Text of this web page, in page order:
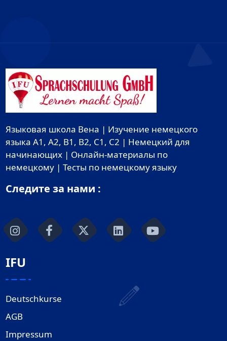
Языковая школа Вена | Изучение немецкого
языка A1, A2, B1, B2, C1, C2 | Немецкий для
начинающих | Онлайн-материалы по
немецкому | Тесты по немецкому языку
Следите за нами :
IFU
Deutschkurse
AGB
Impressum